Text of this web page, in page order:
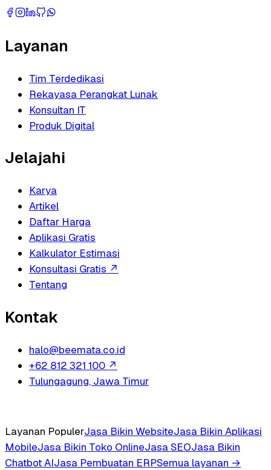
Layanan
Tim Terdedikasi
Rekayasa Perangkat Lunak
Konsultan IT
Produk Digital
Jelajahi
Karya
Artikel
Daftar Harga
Aplikasi Gratis
Kalkulator Estimasi
Konsultasi Gratis ↗
Tentang
Kontak
halo@beemata.co.id
+62 812 321 100 ↗
Tulungagung, Jawa Timur
Layanan PopulerJasa Bikin WebsiteJasa Bikin Aplikasi
MobileJasa Bikin Toko OnlineJasa SEOJasa Bikin
Chatbot AIJasa Pembuatan ERPSemua layanan →